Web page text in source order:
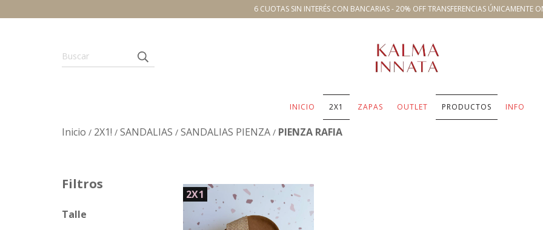
6 CUOTAS SIN INTERÉS CON BANCARIAS - 20% OFF TRANSFERENCIAS ÚNICAMENTE
INICIO 2X1 ZAPAS OUTLET PRODUCTOS INFO
Inicio / 2X1! / SANDALIAS / SANDALIAS PIENZA / PIENZA RAFIA
Filtros
Talle
2X1